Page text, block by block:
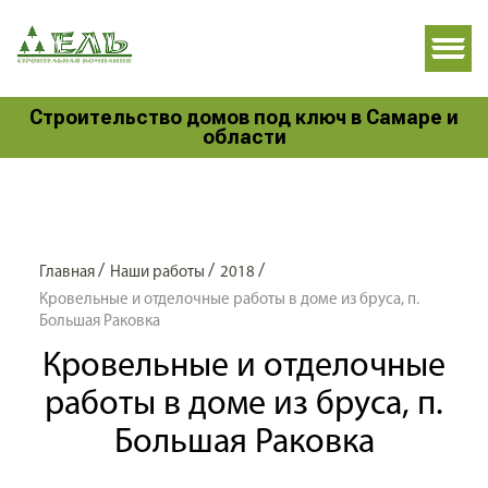
Строительство домов под ключ в Самаре и
области
Главная/ Наши работы/ 2018/
Кровельные и отделочные работы в доме из бруса, п.
Большая Раковка
Кровельные и отделочные
работы в доме из бруса, п.
Большая Раковка